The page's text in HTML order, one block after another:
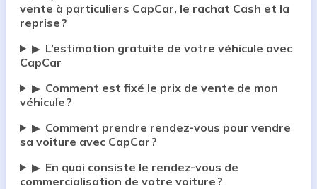
vente à particuliers CapCar, le rachat Cash et la
reprise ?
▶ L’estimation gratuite de votre véhicule avec
CapCar
▶ Comment est fixé le prix de vente de mon
véhicule ?
▶ Comment prendre rendez-vous pour vendre
sa voiture avec CapCar ?
▶ En quoi consiste le rendez-vous de
commercialisation de votre voiture ?